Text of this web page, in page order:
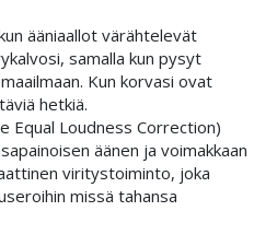
ääniaallot värähtelevät
samalla kun pysyt
Kun korvasi ovat
hetkiä.
Equal Loudness Correction)
äänen ja voimakkaan
viritystoiminto, joka
missä tahansa